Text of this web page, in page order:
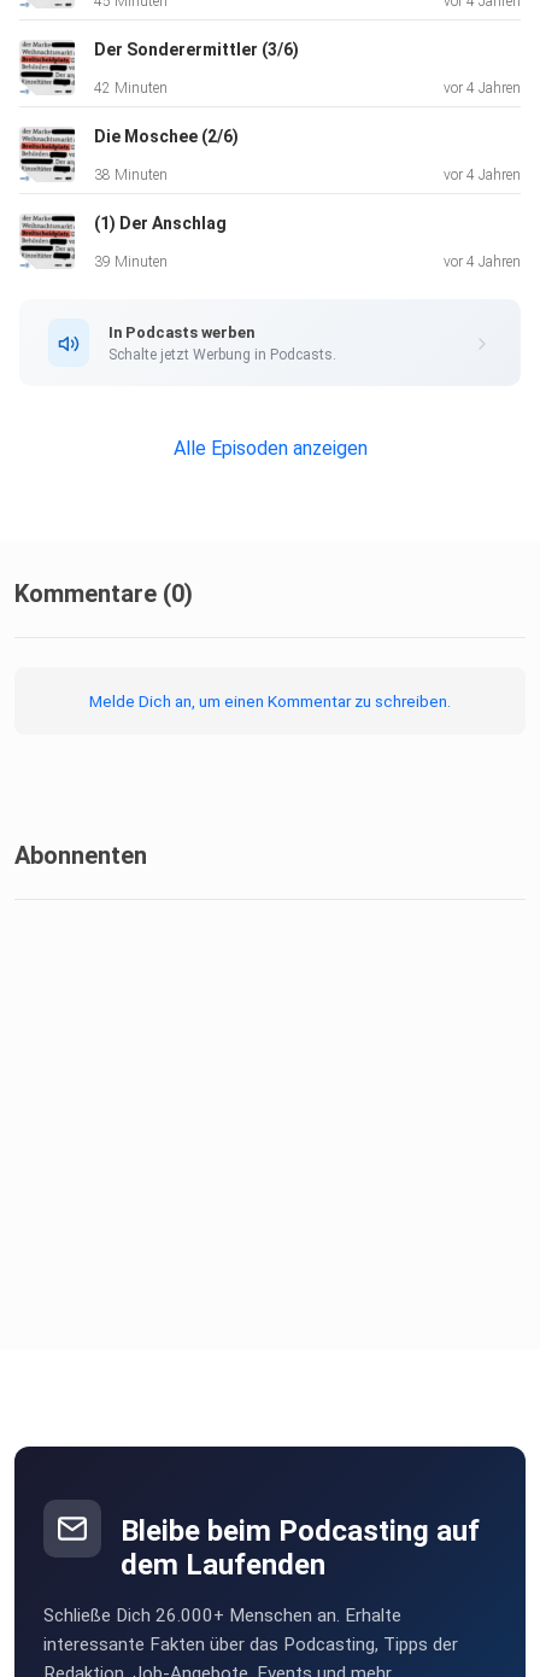
Der Sonderermittler (3/6)
42 Minuten vor 4 Jahren
Die Moschee (2/6)
38 Minuten vor 4 Jahren
(1) Der Anschlag
39 Minuten vor 4 Jahren
In Podcasts werben
Schalte jetzt Werbung in Podcasts.
Alle Episoden anzeigen
Kommentare (0)
Melde Dich an, um einen Kommentar zu schreiben.
Abonnenten
Bleibe beim Podcasting auf
dem Laufenden
Schließe Dich 26.000+ Menschen an. Erhalte
interessante Fakten über das Podcasting, Tipps der